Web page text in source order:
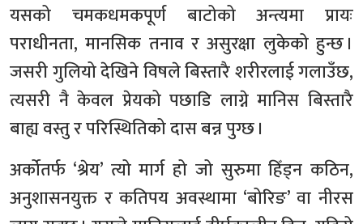
यसको चमकधमकपूर्ण बाटोको अन्त्यमा प्रायः
पराधीनता, मानसिक तनाव र असुरक्षा लुकेको हुन्छ ।
जसरी गुलियो देखिने विषले बिस्तारै शरीरलाई गलाउँछ,
त्यसरी नै केवल प्रेयको पछाडि लाग्ने मानिस बिस्तारै
बाह्य वस्तु र परिस्थितिको दास बन्न पुग्छ ।
अर्कोतर्फ ‘श्रेय’ त्यो मार्ग हो जो सुरुमा हिँड्न कठिन,
अनुशासनयुक्त र कतिपय अवस्थामा ‘बोरिङ’ वा नीरस